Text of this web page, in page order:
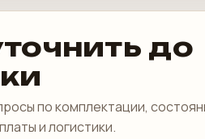
до
по комплектации,
и логистики.